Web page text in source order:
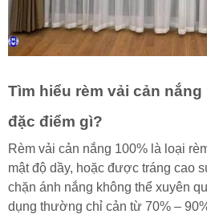
Tìm hiểu rèm vải cản
đặc điểm gì?
Rèm vải cản nắng 100% là loại
mật độ dầy, hoặc được tráng cao
chặn ánh nắng không thể xuyên
dụng thường chỉ cản từ 70% –